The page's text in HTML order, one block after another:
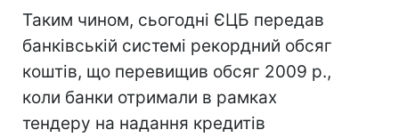
Таким чином, сьогодні ЄЦБ передав
банківській системі рекордний обсяг
коштів, що перевищив обсяг 2009 р.,
коли банки отримали в рамках
тендеру на надання кредитів